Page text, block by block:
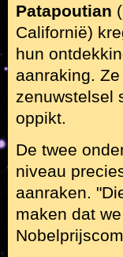
Patapoutian
Californië)
hun
aanraking.
zenuwstelsel
oppikt.
De twee
niveau
aanraken.
maken dat